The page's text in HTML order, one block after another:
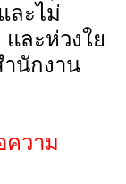
ละไม่
ละห่วงใย
ำนักงาน
ความ